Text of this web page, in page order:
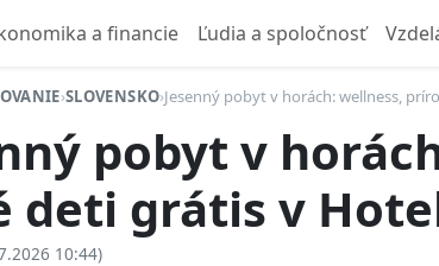
a financie Ľudia a spoločnosť
›SLOVENSKO›Jesenný pobyt v horách: wellness,
pobyt v
deti grátis v
10:44)